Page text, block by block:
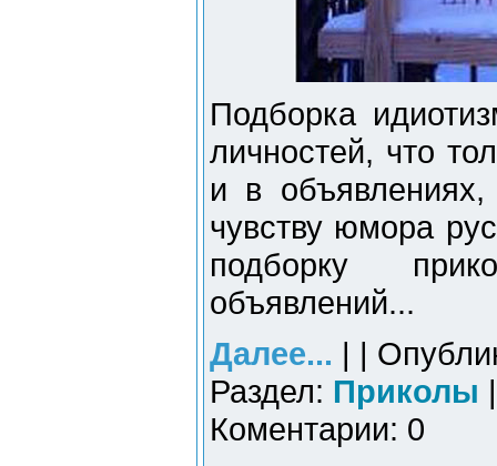
Подборка
личностей, что
и в
чувству юмора
подборку
объявлений...
Далее... | |
Раздел: Приколы
Коментарии: 0